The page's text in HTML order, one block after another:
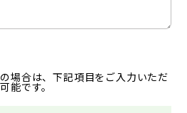
場合は、下記項目をご入力いただ
能です。